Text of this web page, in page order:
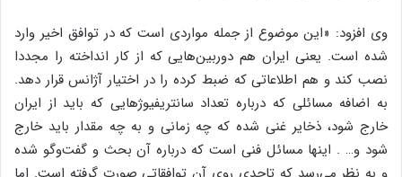
وی افزود: «این موضوع از جمله مواردی است که در توافق اخیر وارد
شده است. یعنی ایران هم دوربین‌هایی که از کار انداخته را مجددا
نصب کند و هم اطلاعاتی که ضبط کرده را در اختیار آژانس قرار دهد.
به اضافه مسائلی که درباره تعداد سانتریفیوژهایی که باید از ایران
خارج شود، ذخایر غنی شده که چه زمانی و به چه مقدار باید خارج
شود و… . اینها مسائل فنی است که درباره آن بحث و گفت‌وگو شده